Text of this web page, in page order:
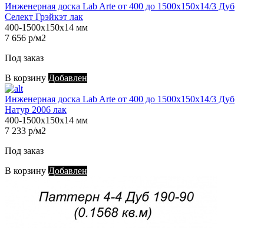
Инженерная доска Lab Arte от 400 до 1500х150х14/3 Дуб
Селект Грэйкэт лак
400-1500х150х14 мм
7 656 р/м2
Под заказ
В корзину Добавлен
Инженерная доска Lab Arte от 400 до 1500х150х14/3 Дуб
Натур 2006 лак
400-1500х150х14 мм
7 233 р/м2
Под заказ
В корзину Добавлен